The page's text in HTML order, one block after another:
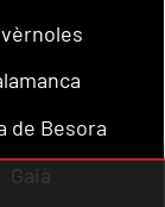
de Besora
Gaià